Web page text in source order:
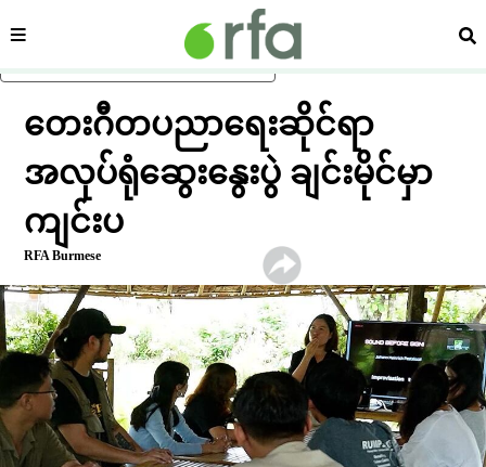
ပင်မအကြောင်းအရာသို့ ကျော်ရန်
ကဏ္ဍ ရှာ
တေးဂီတပညာရေးဆိုင်ရာ
အလုပ်ရုံဆွေးနွေးပွဲ ချင်းမိုင်မှာ
ကျင်းပ
RFA Burmese